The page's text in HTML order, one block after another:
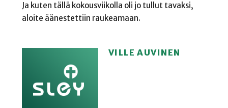
Ja kuten tällä kokousviikolla oli jo tullut tavaksi,
aloite äänestettiin raukeamaan.
VILLE AUVINEN